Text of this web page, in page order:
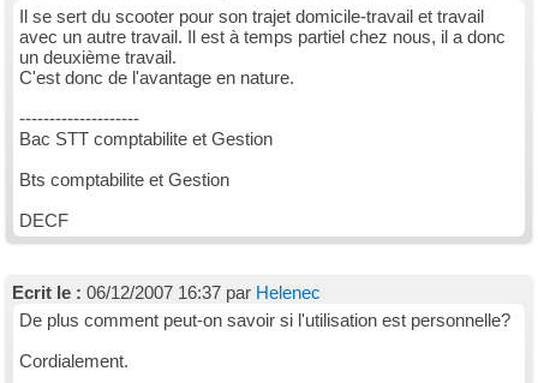
Il se sert du scooter pour son trajet domicile-travail et travail
avec un autre travail. Il est à temps partiel chez nous, il a donc
un deuxième travail.
C'est donc de l'avantage en nature.
--------------------
Bac STT comptabilite et Gestion
Bts comptabilite et Gestion
DECF
Ecrit le : 06/12/2007 16:37 par Helenec
De plus comment peut-on savoir si l'utilisation est personnelle?
Cordialement.